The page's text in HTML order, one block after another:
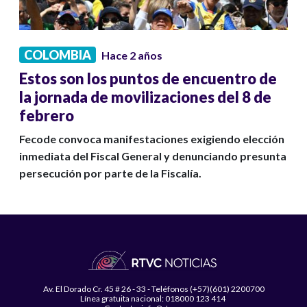
COLOMBIA Hace 2 años
Estos son los puntos de encuentro de
la jornada de movilizaciones del 8 de
febrero
Fecode convoca manifestaciones exigiendo elección
inmediata del Fiscal General y denunciando presunta
persecución por parte de la Fiscalía.
Av. El Dorado Cr. 45 # 26 - 33 - Teléfonos (+57)(601) 2200700
Línea gratuita nacional: 018000 123 414